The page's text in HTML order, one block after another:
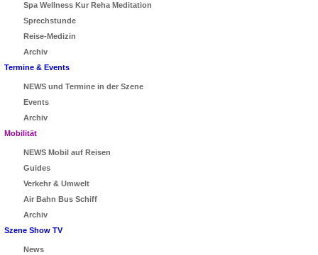
Spa Wellness Kur Reha Meditation
Sprechstunde
Reise-Medizin
Archiv
Termine & Events
NEWS und Termine in der Szene
Events
Archiv
Mobilität
NEWS Mobil auf Reisen
Guides
Verkehr & Umwelt
Air Bahn Bus Schiff
Archiv
Szene Show TV
News